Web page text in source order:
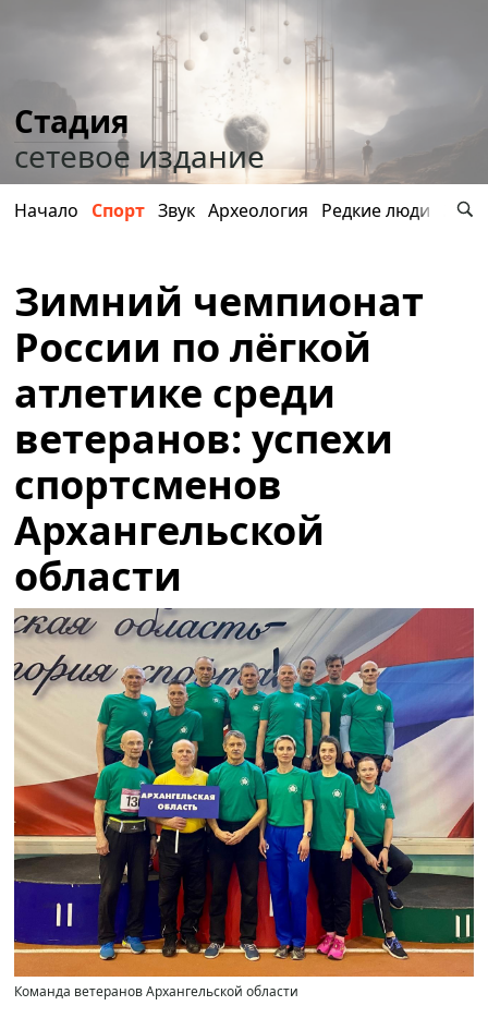
Стадия
сетевое издание
Начало Спорт Звук Археология Редкие люди
Зимний чемпионат
России по лёгкой
атлетике среди
ветеранов: успехи
спортсменов
Архангельской
области
Команда ветеранов Архангельской области